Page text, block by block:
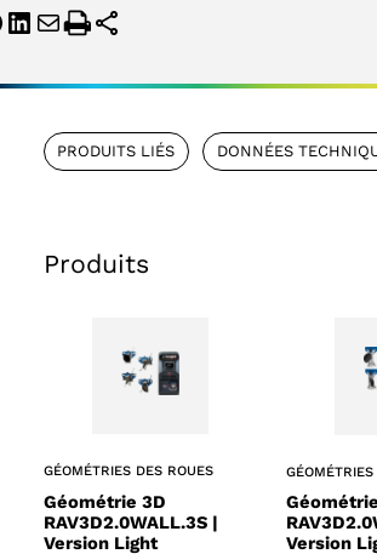
PRODUITS LIÉS DONNÉES
Produits
GÉOMÉTRIES DES ROUES
Géométrie 3D
RAV3D2.0WALL.3S |
Version Light
Version